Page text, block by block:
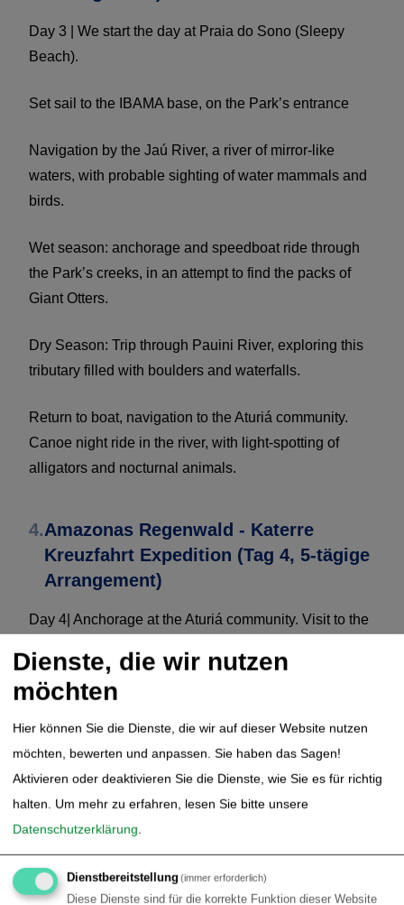
Day 3 | We start the day at Praia do Sono (Sleepy
Beach).
Set sail to the IBAMA base, on the Park’s entrance
Navigation by the Jaú River, a river of mirror-like
waters, with probable sighting of water mammals and
birds.
Wet season: anchorage and speedboat ride through
the Park’s creeks, in an attempt to find the packs of
Giant Otters.
Dry Season: Trip through Pauini River, exploring this
tributary filled with boulders and waterfalls.
Return to boat, navigation to the Aturiá community.
Canoe night ride in the river, with light-spotting of
alligators and nocturnal animals.
4.Amazonas Regenwald - Katerre
Kreuzfahrt Expedition (Tag 4, 5-tägige
Arrangement)
Day 4| Anchorage at the Aturiá community. Visit to the
local customs, orchard with fruits of the season,
playing with the children, soccer, handicraft, river
swim, etc.
Tree climbing in the Great Chestnut Tree (optional by
previous request).
Hiking through virgin forest to Sucuriju waterfall, in
Dienste, die wir nutzen
möchten
Hier können Sie die Dienste, die wir auf dieser Website nutzen
möchten, bewerten und anpassen. Sie haben das Sagen!
Aktivieren oder deaktivieren Sie die Dienste, wie Sie es für richtig
halten. Um mehr zu erfahren, lesen Sie bitte unsere
Datenschutzerklärung.
Dienstbereitstellung(immer erforderlich)
Diese Dienste sind für die korrekte Funktion dieser Website